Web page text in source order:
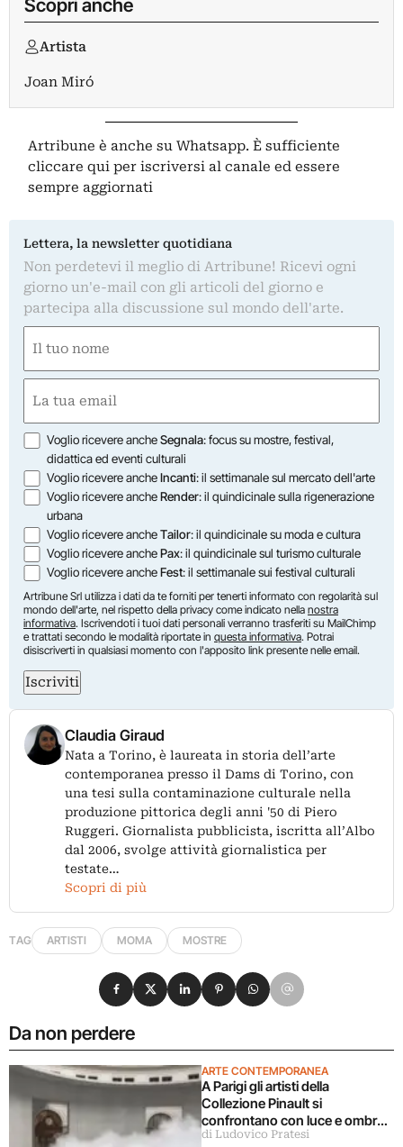
Scopri anche
Artista
Joan Miró
Artribune è anche su Whatsapp. È sufficiente
cliccare qui per iscriversi al canale ed essere
sempre aggiornati
Lettera, la newsletter quotidiana
Non perdetevi il meglio di Artribune! Ricevi ogni
giorno un'e-mail con gli articoli del giorno e
partecipa alla discussione sul mondo dell'arte.
(Required)
First
(Required)
Opzioni
Voglio ricevere ancheSegnala: focus su mostre, festival,
didattica ed eventi culturali
Voglio ricevere ancheIncanti: il settimanale sul mercato dell'arte
Voglio ricevere ancheRender: il quindicinale sulla rigenerazione
urbana
Voglio ricevere ancheTailor: il quindicinale su moda e cultura
Voglio ricevere anchePax: il quindicinale sul turismo culturale
Voglio ricevere ancheFest: il settimanale sui festival culturali
Artribune Srl utilizza i dati da te forniti per tenerti informato con regolarità sul
mondo dell'arte, nel rispetto della privacy come indicato nella nostra
informativa. Iscrivendoti i tuoi dati personali verranno trasferiti su MailChimp
e trattati secondo le modalità riportate in questa informativa. Potrai
disiscriverti in qualsiasi momento con l'apposito link presente nelle email.
Iscriviti
Claudia Giraud
Nata a Torino, è laureata in storia dell’arte
contemporanea presso il Dams di Torino, con
una tesi sulla contaminazione culturale nella
produzione pittorica degli anni '50 di Piero
Ruggeri. Giornalista pubblicista, iscritta all’Albo
dal 2006, svolge attività giornalistica per
testate…
Scopri di più
TAG ARTISTI MOMA MOSTRE
Da non perdere
ARTE CONTEMPORANEA
A Parigi gli artisti della
Collezione Pinault si
confrontano con luce e ombra
in una grande mostra
di Ludovico Pratesi
Condividi su Facebook
Condividi su X
Condividi su LinkedIn
Condividi su Pinterest
Condividi su WhatsApp
Condividi su Email